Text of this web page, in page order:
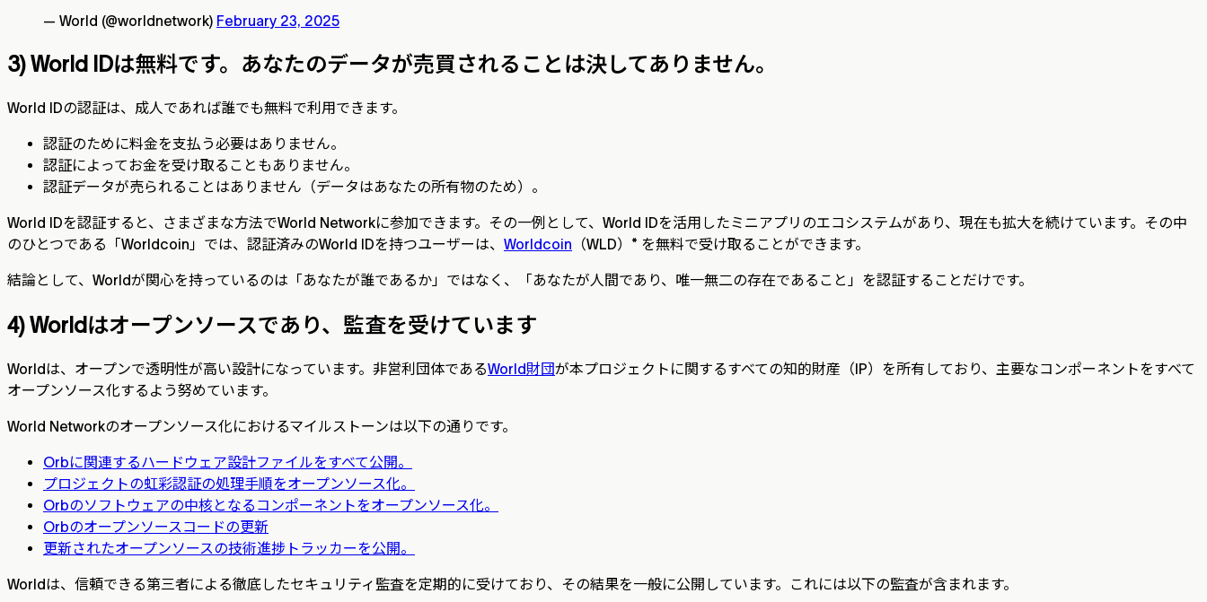
— World (@worldnetwork) February 23, 2025
3) World IDは無料です。あなたのデータが売買されることは決してありません。
World IDの認証は、成人であれば誰でも無料で利用できます。
認証のために料金を支払う必要はありません。
認証によってお金を受け取ることもありません。
認証データが売られることはありません（データはあなたの所有物のため）。
World IDを認証すると、さまざまな方法でWorld Networkに参加できます。その一例として、World IDを活用したミニアプリのエコシステムがあり、現在も拡大を続けています。その中
のひとつである「Worldcoin」では、認証済みのWorld IDを持つユーザーは、 Worldcoin （WLD）* を無料で受け取ることができます。
結論として、Worldが関心を持っているのは「あなたが誰であるか」ではなく、「あなたが人間であり、唯一無二の存在であること」を認証することだけです。
4) Worldはオープンソースであり、監査を受けています
Worldは、オープンで透明性が高い設計になっています。非営利団体であるWorld財団が本プロジェクトに関するすべての知的財産（IP）を所有しており、主要なコンポーネントをすべて
オープンソース化するよう努めています。
World Networkのオープンソース化におけるマイルストーンは以下の通りです。
Orbに関連するハードウェア設計ファイルをすべて公開。
プロジェクトの虹彩認証の処理手順をオープンソース化。
Orbのソフトウェアの中核となるコンポーネントをオープンソース化。
Orbのオープンソースコードの更新
更新されたオープンソースの技術進捗トラッカーを公開。
Worldは、信頼できる第三者による徹底したセキュリティ監査を定期的に受けており、その結果を一般に公開しています。これには以下の監査が含まれます。